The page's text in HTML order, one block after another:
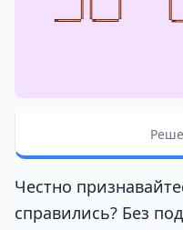
Честно
справились? Без